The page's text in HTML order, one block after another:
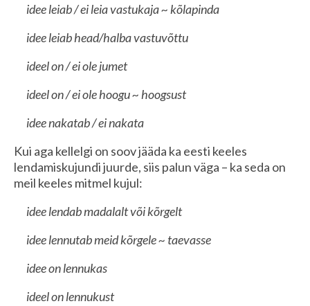
idee leiab / ei leia vastukaja ~ kõlapinda
idee leiab head/halba vastuvõttu
ideel on / ei ole jumet
ideel on / ei ole hoogu ~ hoogsust
idee nakatab / ei nakata
Kui aga kellelgi on soov jääda ka eesti keeles
lendamiskujundi juurde, siis palun väga – ka seda on
meil keeles mitmel kujul:
idee lendab madalalt või kõrgelt
idee lennutab meid kõrgele ~ taevasse
idee on lennukas
ideel on lennukust